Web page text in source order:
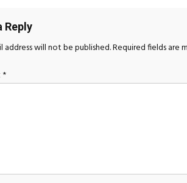
Reply
address will not be published.Required fields are
*